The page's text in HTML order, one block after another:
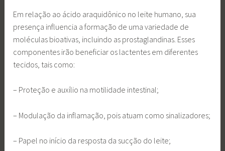
Em relação ao ácido araquidônico no leite humano, sua
presença influencia a formação de uma variedade de
moléculas bioativas, incluindo as prostaglandinas. Esses
componentes irão beneficiar os lactentes em diferentes
tecidos, tais como:
– Proteção e auxílio na motilidade intestinal;
– Modulação da inflamação, pois atuam como sinalizadores;
– Papel no início da resposta da sucção do leite;